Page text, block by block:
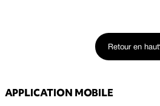
Retour en haut
APPLICATION MOBILE